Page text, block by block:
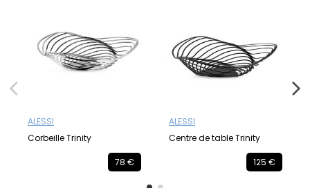
ALESSI
Corbeille Trinity
78 €
ALESSI
Centre de table Trinity
125 €